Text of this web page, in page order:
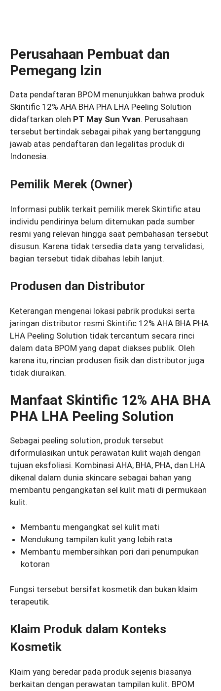
Perusahaan Pembuat dan
Pemegang Izin
Data pendaftaran BPOM menunjukkan bahwa produk
Skintific 12% AHA BHA PHA LHA Peeling Solution
didaftarkan oleh PT May Sun Yvan. Perusahaan
tersebut bertindak sebagai pihak yang bertanggung
jawab atas pendaftaran dan legalitas produk di
Indonesia.
Pemilik Merek (Owner)
Informasi publik terkait pemilik merek Skintific atau
individu pendirinya belum ditemukan pada sumber
resmi yang relevan hingga saat pembahasan tersebut
disusun. Karena tidak tersedia data yang tervalidasi,
bagian tersebut tidak dibahas lebih lanjut.
Produsen dan Distributor
Keterangan mengenai lokasi pabrik produksi serta
jaringan distributor resmi Skintific 12% AHA BHA PHA
LHA Peeling Solution tidak tercantum secara rinci
dalam data BPOM yang dapat diakses publik. Oleh
karena itu, rincian produsen fisik dan distributor juga
tidak diuraikan.
Manfaat Skintific 12% AHA BHA
PHA LHA Peeling Solution
Sebagai peeling solution, produk tersebut
diformulasikan untuk perawatan kulit wajah dengan
tujuan eksfoliasi. Kombinasi AHA, BHA, PHA, dan LHA
dikenal dalam dunia skincare sebagai bahan yang
membantu pengangkatan sel kulit mati di permukaan
kulit.
Membantu mengangkat sel kulit mati
Mendukung tampilan kulit yang lebih rata
Membantu membersihkan pori dari penumpukan
kotoran
Fungsi tersebut bersifat kosmetik dan bukan klaim
terapeutik.
Klaim Produk dalam Konteks
Kosmetik
Klaim yang beredar pada produk sejenis biasanya
berkaitan dengan perawatan tampilan kulit. BPOM